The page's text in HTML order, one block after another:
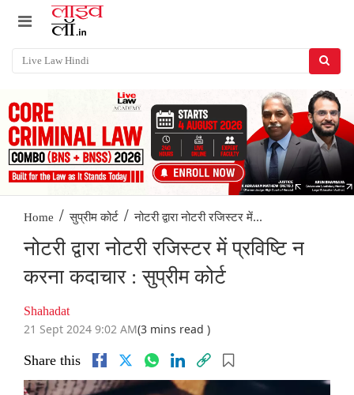
Home / सुप्रीम कोर्ट / नोटरी द्वारा नोटरी रजिस्टर में...
नोटरी द्वारा नोटरी रजिस्टर में प्रविष्टि न
करना कदाचार : सुप्रीम कोर्ट
Shahadat
21 Sept 2024 9:02 AM(3 mins read )
Share this